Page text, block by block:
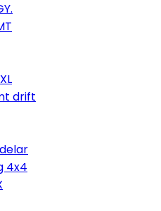
drift
4x4